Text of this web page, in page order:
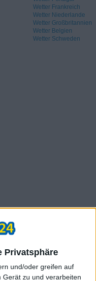
Privatsphäre
und/oder greifen auf
Gerät zu und verarbeiten
Wetter Frankreich
Wetter Niederlande
Wetter Großbritannien
Wetter Belgien
Wetter Schweden